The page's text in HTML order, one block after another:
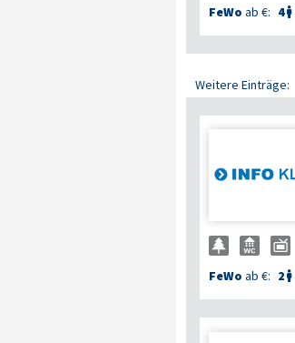
FeWo ab €: 4
Weitere Einträge:
FeWo ab €: 2 